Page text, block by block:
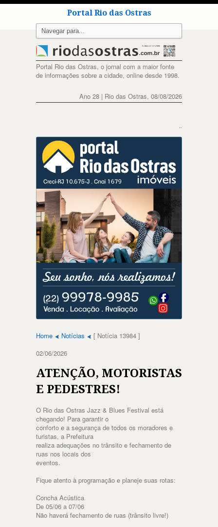
Portal Rio das Ostras
Portal Rio das Ostras, o jornal com a maior fonte
de informações sobre a cidade, online desde 1998.
Ano 28 | Rio das Ostras, 08/08/2026
..
Home Notícias
[ Notícia 13984 ]
02/06/2026
ATENÇÃO, MOTORISTAS
E PEDESTRES!
O Rio das Ostras Jazz & Blues Festival está
chegando! Para garantir o
conforto e a segurança de todos os moradores e
turistas, a Prefeitura
realiza adequações no trânsito e fechamento de
ruas nos locais dos
eventos.
Fique atento à programação e planeje suas rotas:
Concha Acústica
De 05/06 a 07/06
Não haverá fechamento de ruas (trânsito livre!)